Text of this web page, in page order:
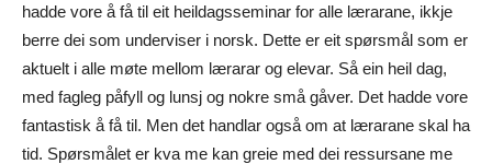
hadde vore å få til eit heildagsseminar for alle lærarane, ikkje
berre dei som underviser i norsk. Dette er eit spørsmål som er
aktuelt i alle møte mellom lærarar og elevar. Så ein heil dag,
med fagleg påfyll og lunsj og nokre små gåver. Det hadde vore
fantastisk å få til. Men det handlar også om at lærarane skal ha
tid. Spørsmålet er kva me kan greie med dei ressursane me